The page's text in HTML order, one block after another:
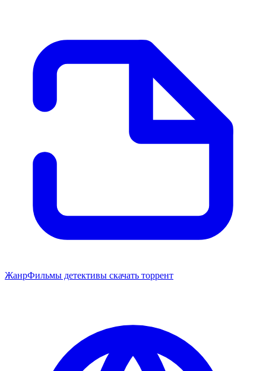
ЖанрФильмы детективы скачать торрент